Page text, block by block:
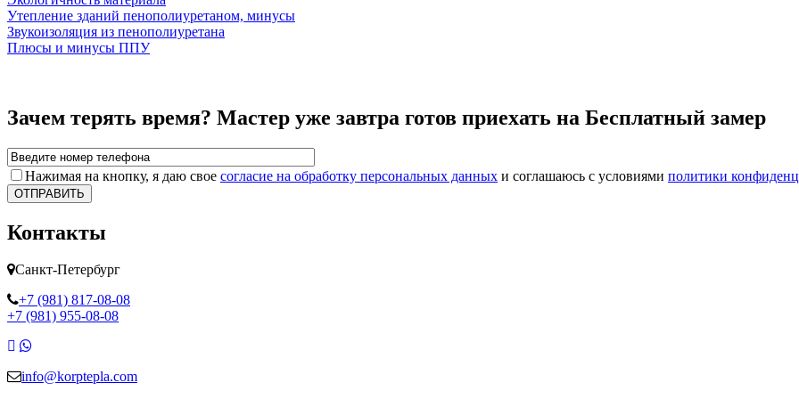
Утепление зданий пенополиуретаном, минусы
Звукоизоляция из пенополиуретана
Плюсы и минусы ППУ
Зачем терять время? Мастер уже завтра готов приехать на Бесплатный замер
Нажимая на кнопку, я даю свое согласие на обработку персональных данных и соглашаюсь с условиями политики
ОТПРАВИТЬ
Контакты
Санкт-Петербург
+7 (981) 817-08-08
+7 (981) 955-08-08
info@korptepla.com